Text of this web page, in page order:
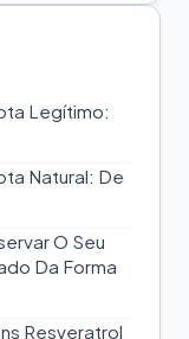
Legítimo:
Natural: De
O Seu
Da Forma
Resveratrol